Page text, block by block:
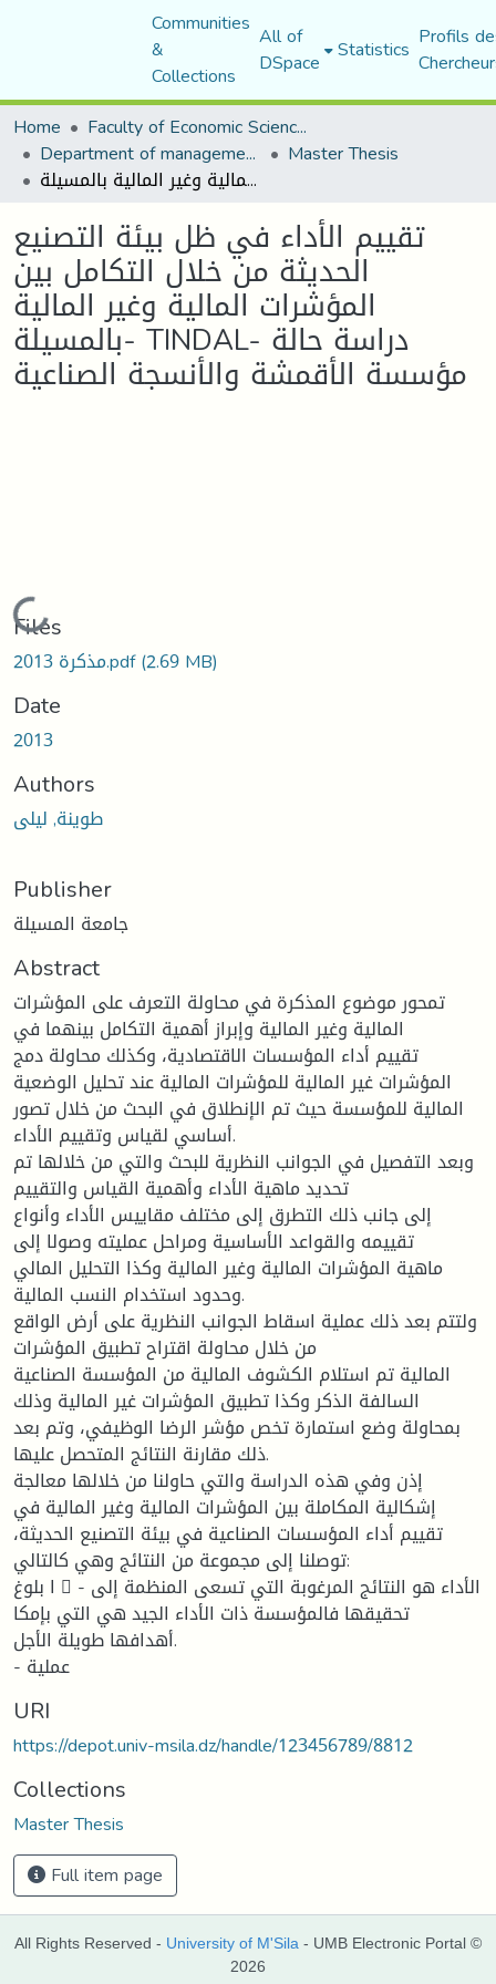
Communities
&
Collections
All of
DSpace Statistics Profils
Home
Faculty of Economic Sciences, Commerce and Management Sciences
Department of management sciences Master Thesis
تقییم الأداء في ظل بیئة التصنیع الحدیثة من خلال التكامل بین المؤشرات المالیة وغیر المالیة بالمسيلة- TINDAL- دراسة حالة مؤسسة الأقمشة والأنسجة الصناعية
تقییم الأداء في ظل بیئة التصنیع
الحدیثة من خلال التكامل بین
المؤشرات المالیة وغیر المالیة
بالمسيلة- TINDAL- دراسة حالة
مؤسسة الأقمشة والأنسجة الصناعية
Loading...
Files
مذكرة 2013.pdf(2.69 MB)
Date
2013
Authors
طوينة, ليلى
Publisher
جامعة المسيلة
Abstract
تمحور موضوع المذكرة في محاولة التعرف على المؤشرات
المالية وغير المالية وإبراز أهمية التكامل بينهما في
تقييم أداء المؤسسات الاقتصادية، وكذلك محاولة دمج
المؤشرات غير المالية للمؤشرات المالية عند تحليل الوضعية
المالية للمؤسسة حيث تم الإنطلاق في البحث من خلال تصور
أساسي لقياس وتقييم الأداء.
وبعد التفصيل في الجوانب النظرية للبحث والتي من خلالها تم
تحديد ماهية الأداء وأهمية القياس والتقييم
إلى جانب ذلك التطرق إلى مختلف مقاييس الأداء وأنواع
تقييمه والقواعد الأساسية ومراحل عمليته وصولا إلى
ماهية المؤشرات المالية وغير المالية وكذا التحليل المالي
وحدود استخدام النسب المالية.
ولتتم بعد ذلك عملية اسقاط الجوانب النظرية على أرض الواقع
من خلال محاولة اقتراح تطبيق المؤشرات
المالية تم استلام الكشوف المالية من المؤسسة الصناعية
السالفة الذكر وكذا تطبيق المؤشرات غير المالية وذلك
بمحاولة وضع استمارة تخص مؤشر الرضا الوظيفي، وتم بعد
ذلك مقارنة النتائج المتحصل عليها.
إذن وفي هذه الدراسة والتي حاولنا من خلالها معالجة
إشكالية المكاملة بين المؤشرات المالية وغير المالية في
تقييم أداء المؤسسات الصناعية في بيئة التصنيع الحديثة،
توصلنا إلى مجموعة من النتائج وهي كالتالي:
ا بلوغ 􀁳 - الأداء هو النتائج المرغوبة التي تسعى المنظمة إلى
تحقيقها فالمؤسسة ذات الأداء الجيد هي التي بإمكا
أهدافها طويلة الأجل.
- عملية
URI
https://depot.univ-msila.dz/handle/123456789/8812
Collections
Master Thesis
Full item page
All Rights Reserved - University of M'Sila - UMB Electronic Portal ©
2026